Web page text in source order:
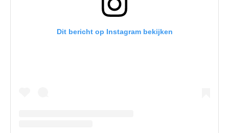
Dit bericht op Instagram bekijken